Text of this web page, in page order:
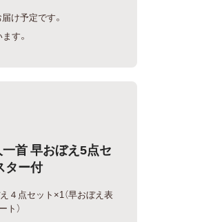
け予定です。
す。
一首 早おぼえ5点セ
ター付
４点セット×1（早おぼえ表
ト）